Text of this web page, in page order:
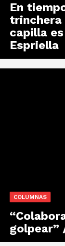
En
trinchera
capilla
Espriella
COLUMNAS
golpear”